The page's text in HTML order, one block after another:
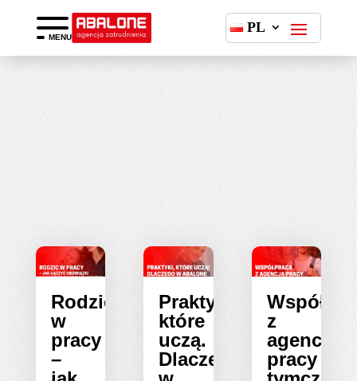
MENU
PL
Rodzic
w
pracy
–
Praktyki,
które
uczą.
Dlaczego
z
agencją
pracy